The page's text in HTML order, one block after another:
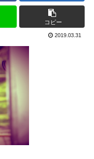
コピー
2019.03.31